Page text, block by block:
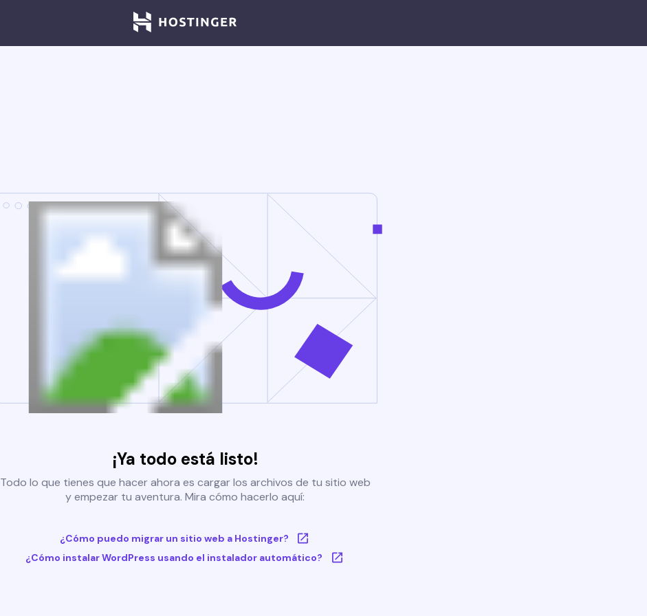
¡Ya todo está listo!
Todo lo que tienes que hacer ahora es cargar los archivos de tu sitio web
y empezar tu aventura. Mira cómo hacerlo aquí:
¿Cómo puedo migrar un sitio web a Hostinger?
¿Cómo instalar WordPress usando el instalador automático?